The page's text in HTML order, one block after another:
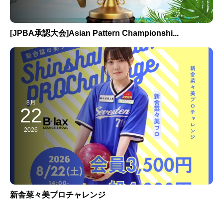
[JPBA承認大会]Asian Pattern Championshi...
8月
22
2026
新舎菜々美プロチャレンジ